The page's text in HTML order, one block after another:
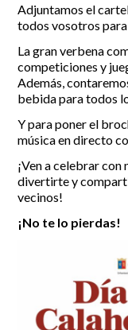
Club de
Centros
La Iglesia
La Ermita
Parque
Parque
Parque
Senda
Ruta de
Parque
Galería
Centros
Iglesia de
La Ermita
Parques
Vivero de
Revistas
Buscar:
Adjuntamos el
todos vosotros
La gran verbena
competiciones y
Además,
bebida para todos
Y para poner el
música en directo
¡Ven a celebrar
divertirte y
vecinos!
¡No te lo pierdas!